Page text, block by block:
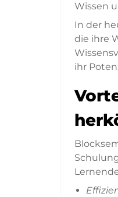
Wissen
In der
die ihre
ihr